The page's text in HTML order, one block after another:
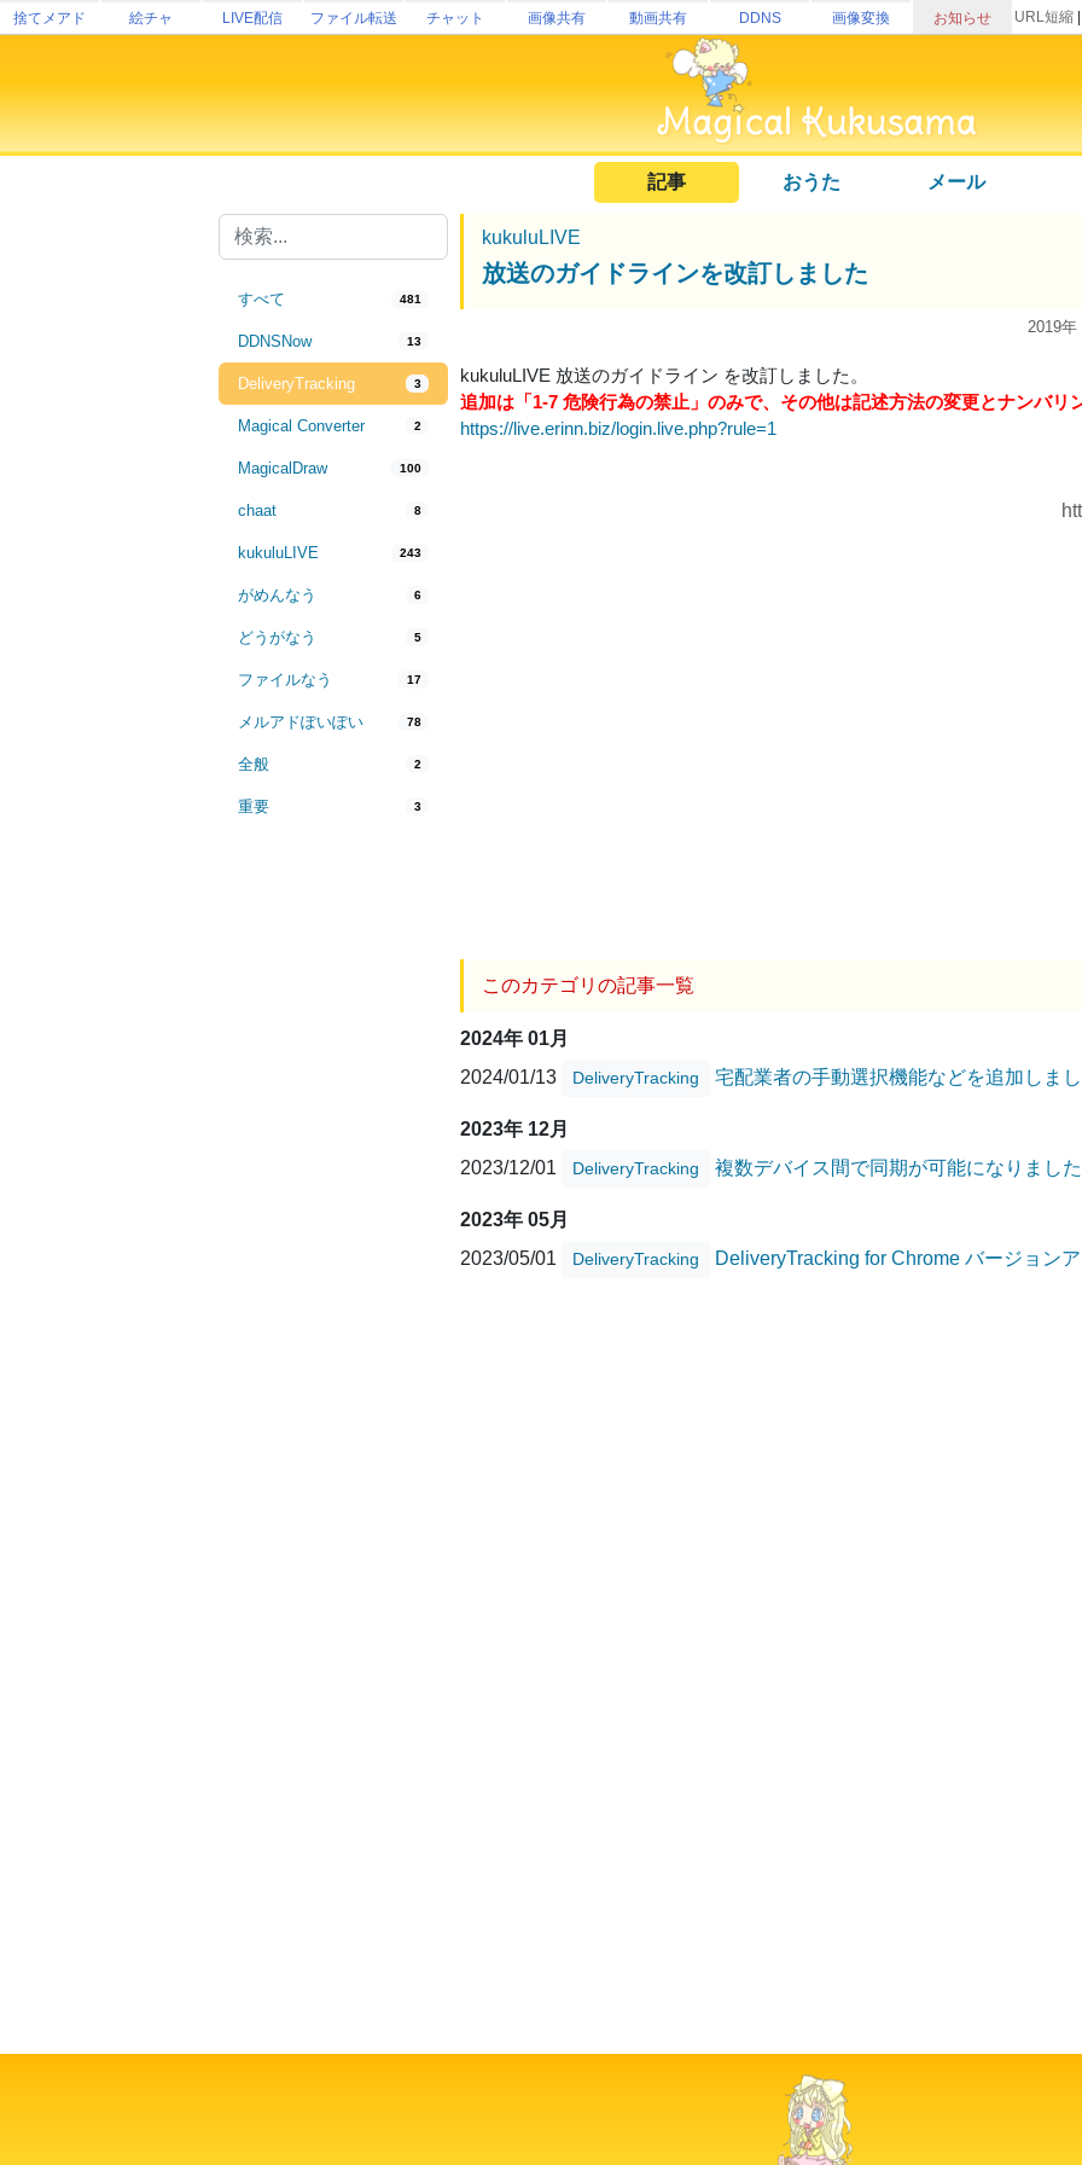
捨てメアド 絵チャ LIVE配信 ファイル転送 チャット 画像共有 動画共有 DDNS 画像変換 お知らせ URL短縮
記事 おうた メール
すべて 481
DDNSNow 13
DeliveryTracking 3
Magical Converter 2
MagicalDraw 100
chaat 8
kukuluLIVE 243
がめんなう 6
どうがなう 5
ファイルなう 17
メルアドぽいぽい 78
全般 2
重要 3
kukuluLIVE
放送のガイドラインを改訂しました
2019年
kukuluLIVE 放送のガイドライン を改訂しました。
追加は「1-7 危険行為の禁止」のみで、その他は記述方法の変更とナンバリ
https://live.erinn.biz/login.live.php?rule=1
このカテゴリの記事一覧
2024年 01月
2024/01/13
DeliveryTracking 宅配業者の手動選択機能などを追加しま
2023年 12月
2023/12/01
DeliveryTracking 複数デバイス間で同期が可能になりました
2023年 05月
2023/05/01
DeliveryTracking DeliveryTracking for Chrome バージョン